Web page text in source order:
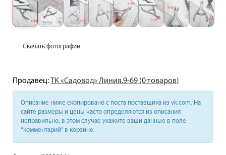
Скачать фотографии
Продавец:ТК «Садовод» Линия.9-69 (0 товаров)
Описание ниже скопировано с поста поставщика из vk.com. На
сайте размеры и цены часто определяются из описания
неправильно, в этом случае укажите ваши данные в поле
“комментарий” в корзине.